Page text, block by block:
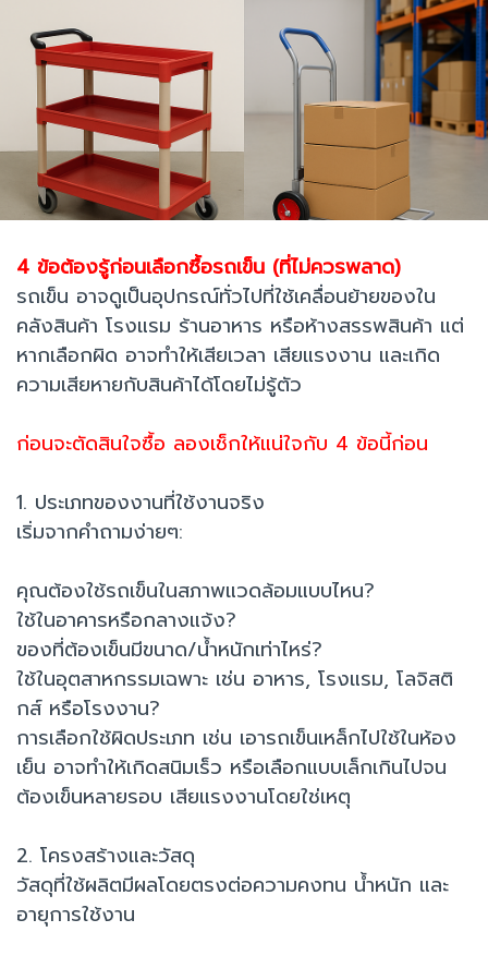
4 ข้อต้องรู้ก่อนเลือกซื้อรถเข็น (ที่ไม่ควรพลาด)
รถเข็น อาจดูเป็นอุปกรณ์ทั่วไปที่ใช้เคลื่อนย้ายของใน
คลังสินค้า โรงแรม ร้านอาหาร หรือห้างสรรพสินค้า แต่
หากเลือกผิด อาจทำให้เสียเวลา เสียแรงงาน และเกิด
ความเสียหายกับสินค้าได้โดยไม่รู้ตัว
ก่อนจะตัดสินใจซื้อ ลองเช็กให้แน่ใจกับ 4 ข้อนี้ก่อน
1. ประเภทของงานที่ใช้งานจริง
เริ่มจากคำถามง่ายๆ:
คุณต้องใช้รถเข็นในสภาพแวดล้อมแบบไหน?
ใช้ในอาคารหรือกลางแจ้ง?
ของที่ต้องเข็นมีขนาด/น้ำหนักเท่าไหร่?
ใช้ในอุตสาหกรรมเฉพาะ เช่น อาหาร, โรงแรม, โลจิสติ
กส์ หรือโรงงาน?
การเลือกใช้ผิดประเภท เช่น เอารถเข็นเหล็กไปใช้ในห้อง
เย็น อาจทำให้เกิดสนิมเร็ว หรือเลือกแบบเล็กเกินไปจน
ต้องเข็นหลายรอบ เสียแรงงานโดยใช่เหตุ
2. โครงสร้างและวัสดุ
วัสดุที่ใช้ผลิตมีผลโดยตรงต่อความคงทน น้ำหนัก และ
อายุการใช้งาน